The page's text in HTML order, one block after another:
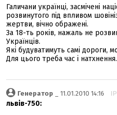
Галичани українці, засмічені
розвинутого під впливом
жертви, вічно ображені.
За 18-ть років, нажаль не
Українців.
Які будуватимуть самі дороги,
Для цього треба час і натхнення.
Генератор _ 11.01.2010 14:16
львів-750: